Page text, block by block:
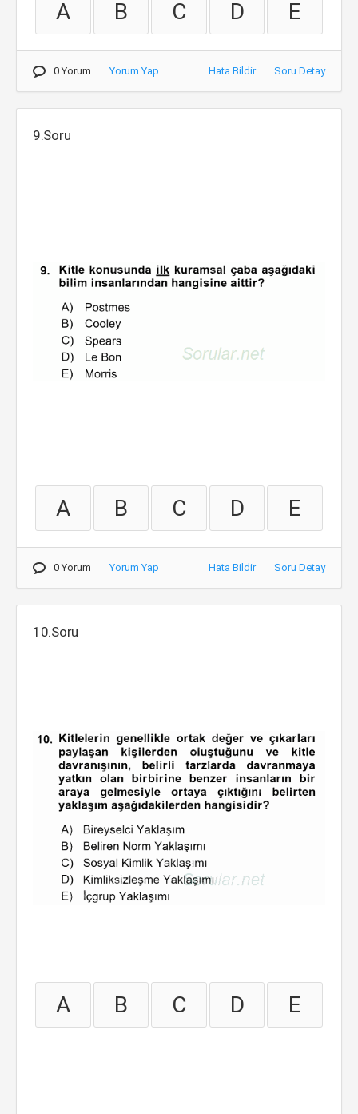
A B C D E
0 Yorum Yorum Yap Hata Bildir Soru Detay
9.Soru
A B C D E
0 Yorum Yorum Yap Hata Bildir Soru Detay
10.Soru
A B C D E